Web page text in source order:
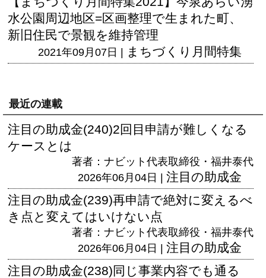
水公園周辺地区=区画整理で生まれた町、
新旧住民で景観を維持管理
2021年09月07日 | まちづくり月間特集
最近の連載
注目の助成金(240)2回目申請が難しくなる
ケースとは
著者：ナビット代表取締役・福井泰代
2026年06月04日 | 注目の助成金
注目の助成金(239)再申請で絶対に変えるべ
き点と変えてはいけない点
著者：ナビット代表取締役・福井泰代
2026年06月04日 | 注目の助成金
注目の助成金(238)同じ事業内容でも通る